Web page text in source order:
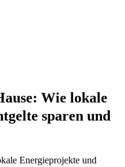
Wie lokale
sparen und
Energieprojekte und